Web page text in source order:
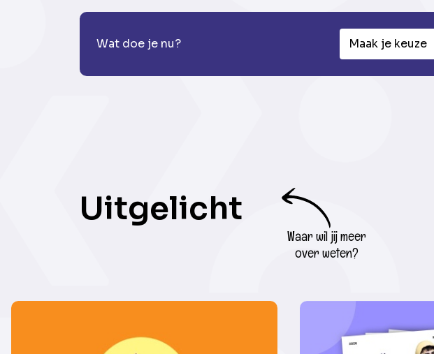
Wat doe je nu? Maak je keuze
Uitgelicht
Waar wil jij meer
over weten?